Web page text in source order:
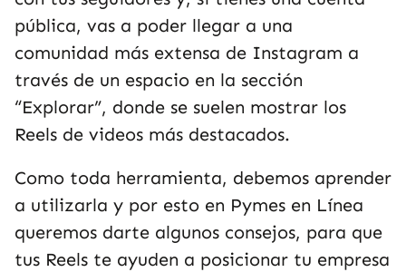
pública, vas a poder llegar a una
comunidad más extensa de Instagram a
través de un espacio en la sección
“Explorar”, donde se suelen mostrar los
Reels de videos más destacados.
Como toda herramienta, debemos aprender
a utilizarla y por esto en Pymes en Línea
queremos darte algunos consejos, para que
tus Reels te ayuden a posicionar tu empresa